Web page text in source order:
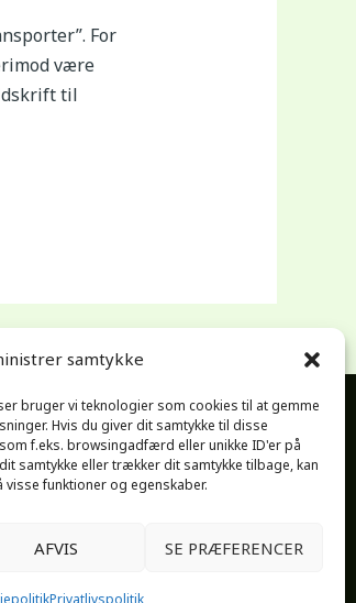
samtykke
bruger vi teknologier som cookies til at gemme
Hvis du giver dit samtykke til disse
f.eks. browsingadfærd eller unikke ID'er på
samtykke eller trækker dit samtykke tilbage, kan
funktioner og egenskaber.
AFVIS SE PRÆFERENCER
Privatlivspolitik
For
være
til
er bagud er det med vilje